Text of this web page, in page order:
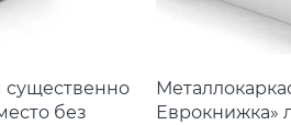
существенно
без
Еврокнижка»